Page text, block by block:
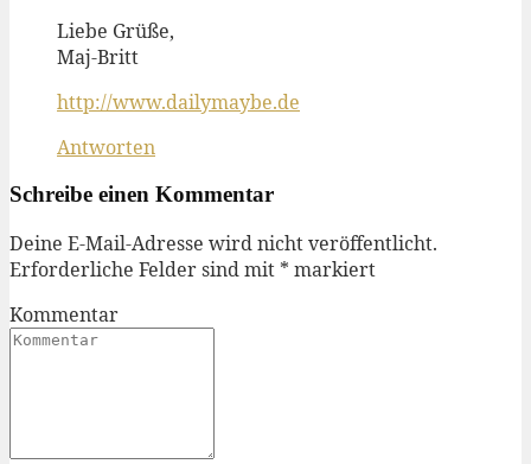
Liebe Grüße,
Maj-Britt
http://www.dailymaybe.de
Antworten
Schreibe einen Kommentar
Deine E-Mail-Adresse wird nicht veröffentlicht.
Erforderliche Felder sind mit * markiert
Kommentar